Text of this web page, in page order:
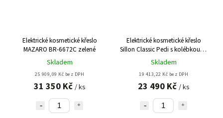
Elektrické kosmetické křeslo
MAZARO BR-6672C zelené
Skladem
25 909,09 Kč bez DPH
31 350 Kč / ks
Elektrické kosmetické křeslo
Sillon Classic Pedi s kolébkou, 3
motory - bílé
Skladem
19 413,22 Kč bez DPH
23 490 Kč / ks